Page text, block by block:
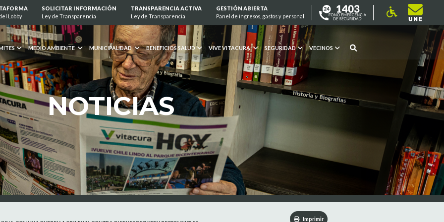
Lobby
SOLICITAR INFORMACIÓN
Ley de Transparencia
TRANSPARENCIA ACTIVA
Ley de Transparencia
GESTIÓN ABIERTA
Panel de ingresos, gastos y personal
MEDIO AMBIENTE MUNICIPALIDAD BENEFICIOS SALUD VIVE VITACURA SEGURIDAD VECINOS
NOTICIAS
Imprimir